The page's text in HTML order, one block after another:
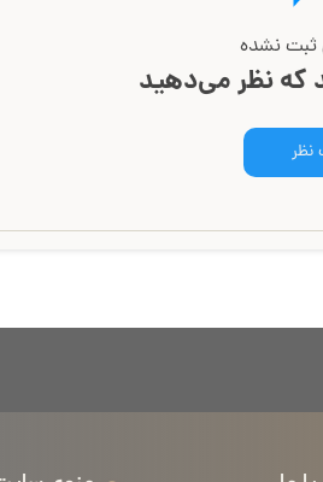
ثبت نشده
که نظر می‌دهید
نظر